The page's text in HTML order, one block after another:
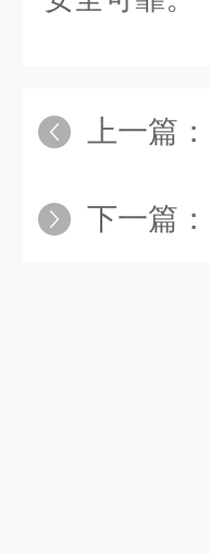
上一篇：
下一篇：